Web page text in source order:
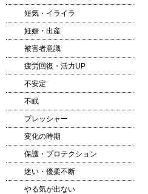
短気・イライラ
妊娠・出産
被害者意識
疲労回復・活力UP
不安定
不眠
プレッシャー
変化の時期
保護・プロテクション
迷い・優柔不断
やる気が出ない